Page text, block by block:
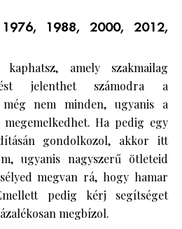
1988, 2000, 2012,
amely szakmailag
jelenthet számodra a
nem minden, ugyanis a
Ha pedig egy
gondolkozol, akkor itt
ugyanis nagyszerű ötleteid
megvan rá, hogy hamar
pedig kérj segítséget
megbízol.